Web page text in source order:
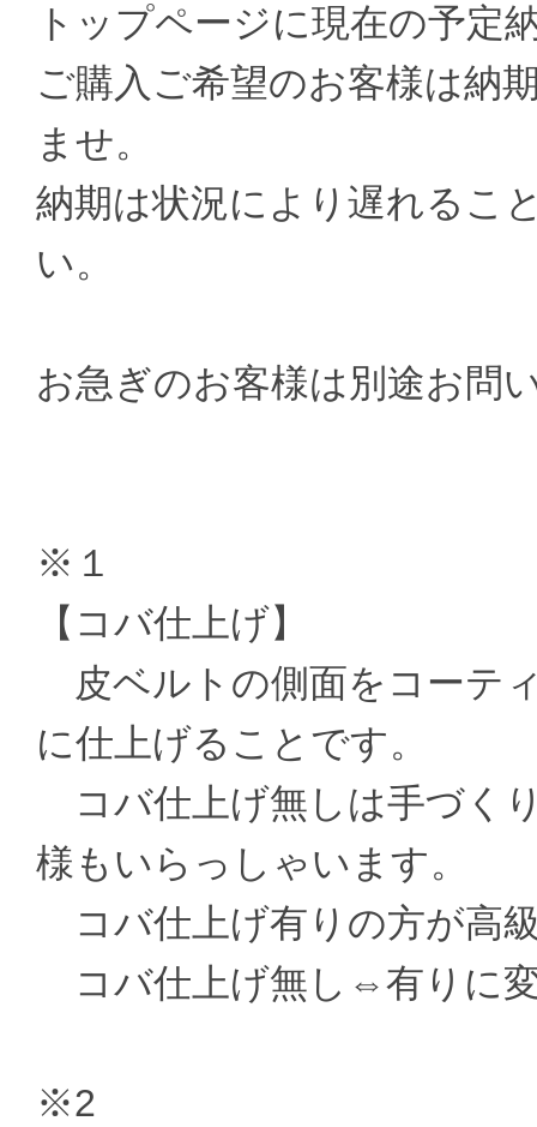
トップページに現在の予定
ご購入ご希望のお客様は納
ませ。
納期は状況により遅れるこ
い。
お急ぎのお客様は別途お問
※１
【コバ仕上げ】
皮ベルトの側面をコーテ
に仕上げることです。
コバ仕上げ無しは手づく
様もいらっしゃいます。
コバ仕上げ有りの方が高
コバ仕上げ無し⇔有りに
※2